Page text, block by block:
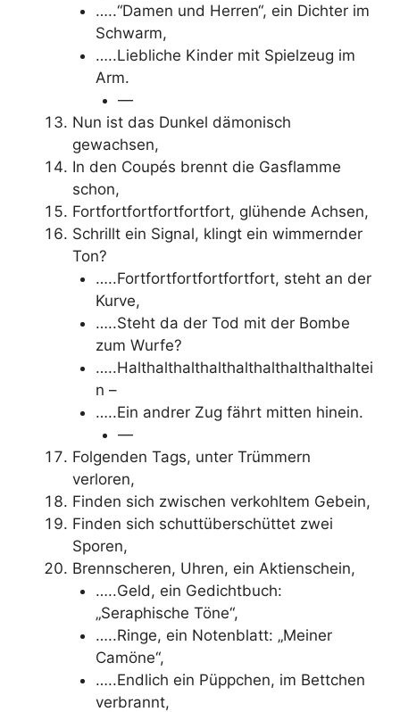
…..“Damen und Herren“, ein Dichter im
Schwarm,
…..Liebliche Kinder mit Spielzeug im
Arm.
—
Nun ist das Dunkel dämonisch
gewachsen,
In den Coupés brennt die Gasflamme
schon,
Fortfortfortfortfortfort, glühende Achsen,
Schrillt ein Signal, klingt ein wimmernder
Ton?
…..Fortfortfortfortfortfort, steht an der
Kurve,
…..Steht da der Tod mit der Bombe
zum Wurfe?
…..Halthalthalthalthalthalthalthalthaltei
n –
…..Ein andrer Zug fährt mitten hinein.
—
Folgenden Tags, unter Trümmern
verloren,
Finden sich zwischen verkohltem Gebein,
Finden sich schuttüberschüttet zwei
Sporen,
Brennscheren, Uhren, ein Aktienschein,
…..Geld, ein Gedichtbuch:
„Seraphische Töne“,
…..Ringe, ein Notenblatt: „Meiner
Camöne“,
…..Endlich ein Püppchen, im Bettchen
verbrannt,